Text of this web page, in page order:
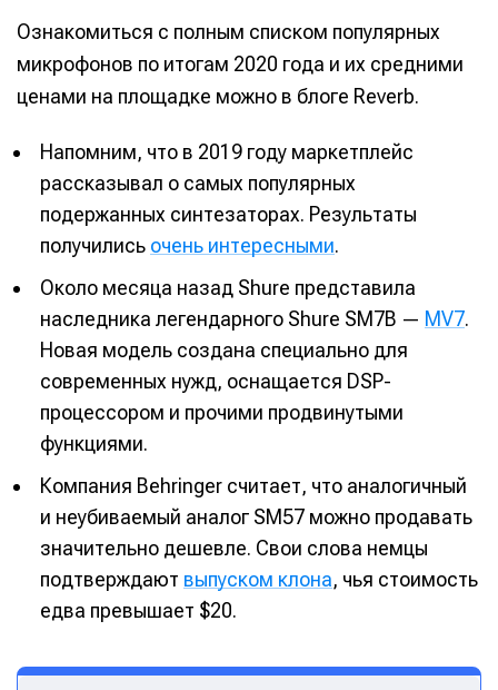
Вы сможете общаться в комментариях,
добавлять материалы в избранное и пользоваться
всеми возможностями сайта.
Электронная
Вы сможете общаться в комментариях,
добавлять материалы в избранное и пользоваться
всеми возможностями сайта.
Электронная
Вы сможете общаться в комментариях,
добавлять материалы в избранное и пользоваться
всеми возможностями сайта.
Электронная
Написание
Исполнение
Продакшн
Инструменты
Оборудование
Софт
Индустрия
Сцена
🎙️ Подкаст Миксер
👷 Профили специалистов
Вы сможете общаться в комментариях,
добавлять материалы в избранное и пользоваться
всеми возможностями сайта.
Электронная
Написание
Исполнение
Продакшн
Инструменты
Оборудование
Софт
Индустрия
Сцена
🎙️ Подкаст Миксер
👷 Профили специалистов
Ознакомиться с полным списком популярных
микрофонов по итогам 2020 года и их средними
ценами на площадке можно в блоге Reverb.
Напомним, что в 2019 году маркетплейс
рассказывал о самых популярных
подержанных синтезаторах. Результаты
получились очень интересными.
Около месяца назад Shure представила
наследника легендарного Shure SM7B — MV7.
Новая модель создана специально для
современных нужд, оснащается DSP-
процессором и прочими продвинутыми
функциями.
Компания Behringer считает, что аналогичный
и неубиваемый аналог SM57 можно продавать
значительно дешевле. Свои слова немцы
подтверждают выпуском клона, чья стоимость
едва превышает $20.